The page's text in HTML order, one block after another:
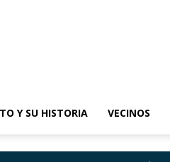
Y SU HISTORIA VECINOS